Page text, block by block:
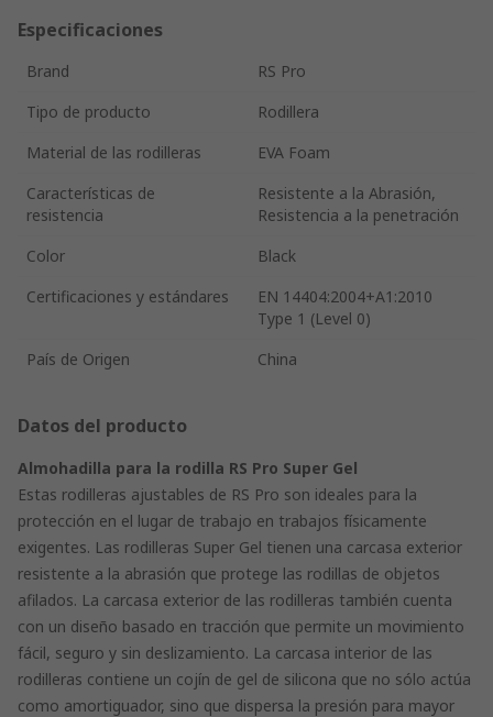
Especificaciones
Brand
RS Pro
Tipo de producto
Rodillera
Material de las rodilleras
EVA Foam
Características de
resistencia
Resistente a la Abrasión,
Resistencia a la penetración
Color
Black
Certificaciones y estándares
EN 14404:2004+A1:2010
Type 1 (Level 0)
País de Origen
China
Datos del producto
Almohadilla para la rodilla RS Pro Super Gel
Estas rodilleras ajustables de RS Pro son ideales para la
protección en el lugar de trabajo en trabajos físicamente
exigentes. Las rodilleras Super Gel tienen una carcasa exterior
resistente a la abrasión que protege las rodillas de objetos
afilados. La carcasa exterior de las rodilleras también cuenta
con un diseño basado en tracción que permite un movimiento
fácil, seguro y sin deslizamiento. La carcasa interior de las
rodilleras contiene un cojín de gel de silicona que no sólo actúa
como amortiguador, sino que dispersa la presión para mayor